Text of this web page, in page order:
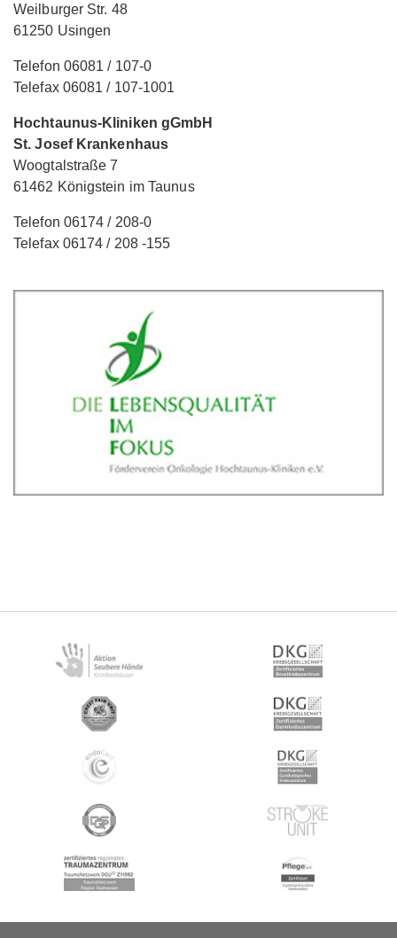
Weilburger Str. 48
61250 Usingen
Telefon 06081 / 107-0
Telefax 06081 / 107-1001
Hochtaunus-Kliniken gGmbH
St. Josef Krankenhaus
Woogtalstraße 7
61462 Königstein im Taunus
Telefon 06174 / 208-0
Telefax 06174 / 208 -155